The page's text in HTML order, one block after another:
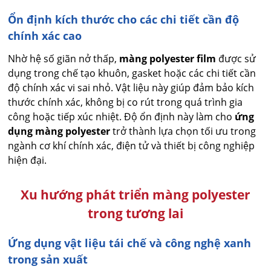
Ổn định kích thước cho các chi tiết cần độ
chính xác cao
Nhờ hệ số giãn nở thấp, màng polyester film được sử
dụng trong chế tạo khuôn, gasket hoặc các chi tiết cần
độ chính xác vi sai nhỏ. Vật liệu này giúp đảm bảo kích
thước chính xác, không bị co rút trong quá trình gia
công hoặc tiếp xúc nhiệt. Độ ổn định này làm cho ứng
dụng màng polyestertrở thành lựa chọn tối ưu trong
ngành cơ khí chính xác, điện tử và thiết bị công nghiệp
hiện đại.
Xu hướng phát triển màng polyester
trong tương lai
Ứng dụng vật liệu tái chế và công nghệ xanh
trong sản xuất